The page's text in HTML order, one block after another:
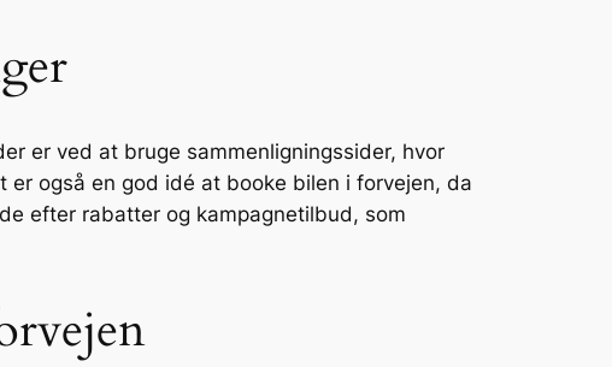
er ved at bruge sammenligningssider, hvor
også en god idé at booke bilen i forvejen, da
efter rabatter og kampagnetilbud, som